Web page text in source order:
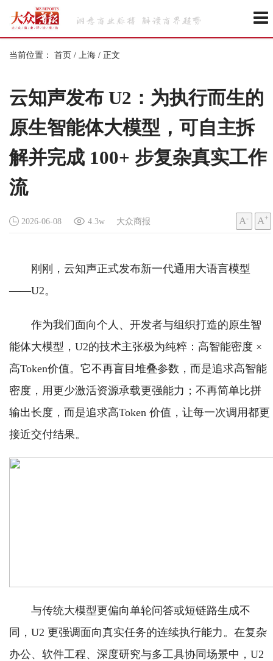
当前位置： 首页 / 上海 / 正文
云知声发布 U2：为执行而生的
原生智能体大模型，可自主拆
解并完成 100+ 步复杂真实工作
流
2026-06-08 4.3w 大众商报 A- A+
刚刚，云知声正式发布新一代通用大语言模型
——U2。
作为我们面向个人、开发者与组织打造的原生智
能体大模型，U2的技术主张极为纯粹：高智能密度 ×
高Token价值。它不再盲目堆叠参数，而是追求高智能
密度，用更少激活资源承载更强能力；不再简单比拼
输出长度，而是追求高Token 价值，让每一次调用都更
接近交付结果。
与传统大模型更偏向单轮问答或短链路生成不
同，U2 更强调面向真实任务的连续执行能力。在复杂
办公、软件工程、深度研究与多工具协同场景中，U2